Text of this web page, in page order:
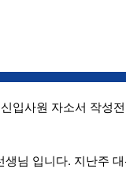
입사원 자소서 작성
님 입니다. 지난주